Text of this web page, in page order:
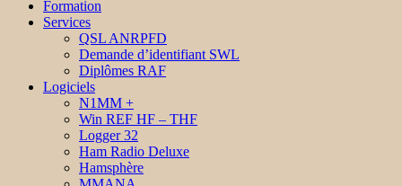
Formation
Services
QSL ANRPFD
Demande d’identifiant SWL
Diplômes RAF
Logiciels
N1MM +
Win REF HF – THF
Logger 32
Ham Radio Deluxe
Hamsphère